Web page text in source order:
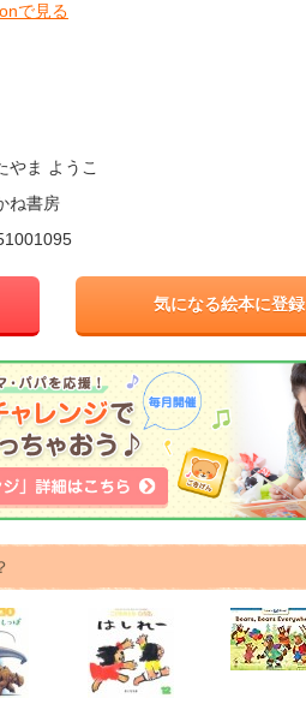
で見る
やま ようこ
ね書房
気になる絵本に登録